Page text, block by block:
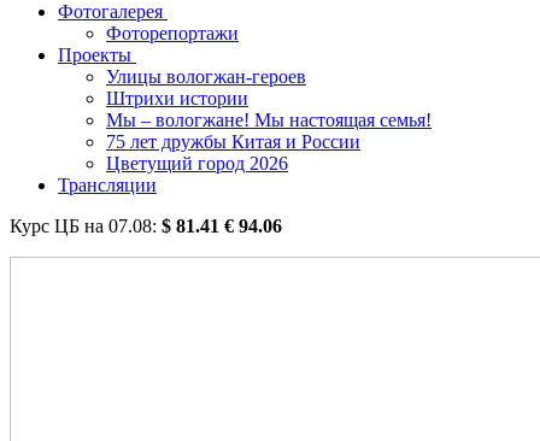
Фотогалерея
Фоторепортажи
Проекты
Улицы вологжан-героев
Штрихи истории
Мы – вологжане! Мы настоящая семья!
75 лет дружбы Китая и России
Цветущий город 2026
Трансляции
Курс ЦБ на 07.08: $ 81.41 € 94.06